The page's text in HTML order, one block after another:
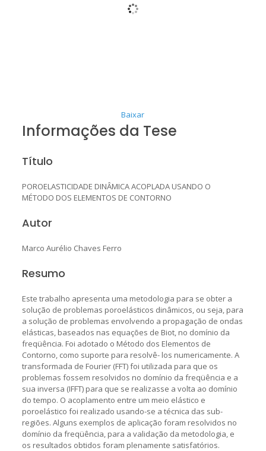
Baixar
Informações da Tese
Título
POROELASTICIDADE DINÂMICA ACOPLADA USANDO O
MÉTODO DOS ELEMENTOS DE CONTORNO
Autor
Marco Aurélio Chaves Ferro
Resumo
Este trabalho apresenta uma metodologia para se obter a
solução de problemas poroelásticos dinâmicos, ou seja, para
a solução de problemas envolvendo a propagação de ondas
elásticas, baseados nas equações de Biot, no domínio da
freqüência. Foi adotado o Método dos Elementos de
Contorno, como suporte para resolvê- los numericamente. A
transformada de Fourier (FFT) foi utilizada para que os
problemas fossem resolvidos no domínio da freqüência e a
sua inversa (IFFT) para que se realizasse a volta ao domínio
do tempo. O acoplamento entre um meio elástico e
poroelástico foi realizado usando-se a técnica das sub-
regiões. Alguns exemplos de aplicação foram resolvidos no
domínio da freqüência, para a validação da metodologia, e
os resultados obtidos foram plenamente satisfatórios.